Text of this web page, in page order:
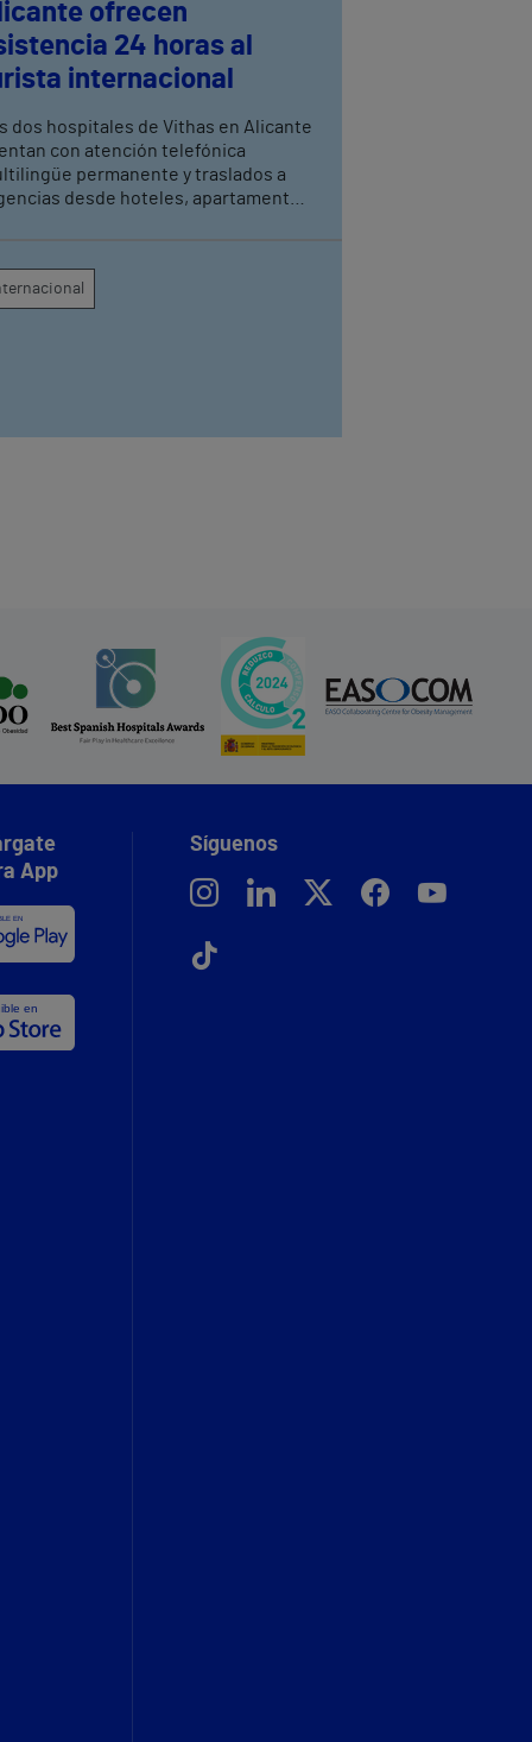
ofrecen
24 horas al
internacional
dos hospitales de Vithas en Alicante
con atención telefónica
permanente y traslados a
desde hoteles, apartamentos
App
Síguenos